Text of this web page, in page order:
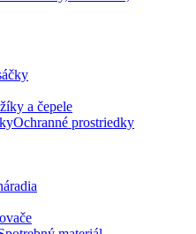
a čepele
Ochranné prostriedky